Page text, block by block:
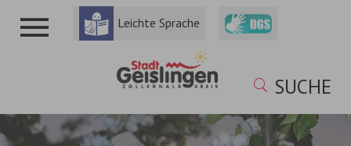
Leichte Sprache
SUCHE